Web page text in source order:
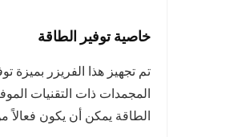
خاصية توفير الطاقة
تم تجهيز هذا الفريزر بميزة
المجمدات ذات التقنيات
الطاقة يمكن أن يكون فعالاً